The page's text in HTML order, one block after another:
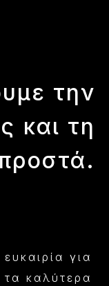
την
και τη
για
καλύτερα